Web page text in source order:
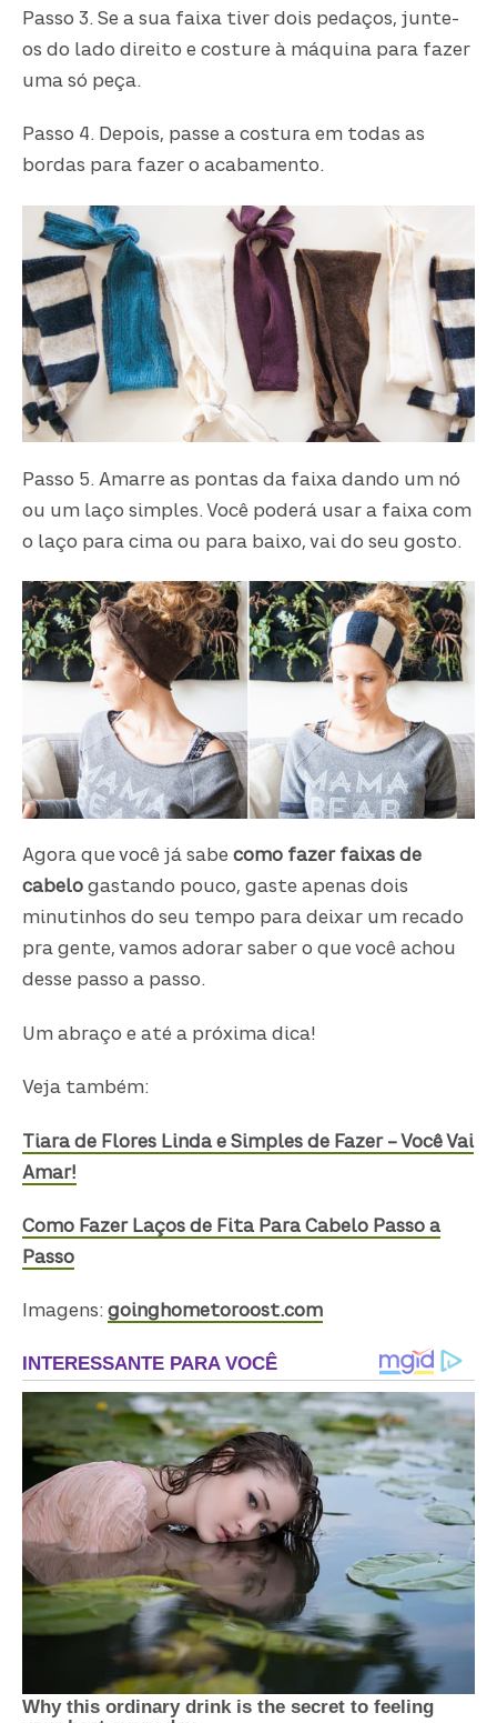
Passo 3. Se a sua faixa tiver dois pedaços, junte-
os do lado direito e costure à máquina para fazer
uma só peça.
Passo 4. Depois, passe a costura em todas as
bordas para fazer o acabamento.
Passo 5. Amarre as pontas da faixa dando um nó
ou um laço simples. Você poderá usar a faixa com
o laço para cima ou para baixo, vai do seu gosto.
Agora que você já sabecomo fazer faixas de
cabelo gastando pouco, gaste apenas dois
minutinhos do seu tempo para deixar um recado
pra gente, vamos adorar saber o que você achou
desse passo a passo.
Um abraço e até a próxima dica!
Veja também:
Tiara de Flores Linda e Simples de Fazer – Você Vai
Amar!
Como Fazer Laços de Fita Para Cabelo Passo a
Passo
Imagens:goinghometoroost.com